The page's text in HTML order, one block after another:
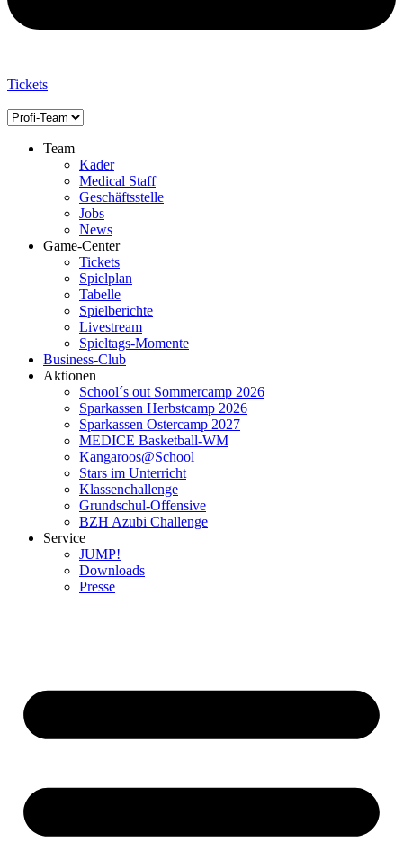
Tickets
Team
Kader
Medical Staff
Geschäftsstelle
Jobs
News
Game-Center
Tickets
Spielplan
Tabelle
Spielberichte
Livestream
Spieltags-Momente
Business-Club
Aktionen
School´s out Sommercamp 2026
Sparkassen Herbstcamp 2026
Sparkassen Ostercamp 2027
MEDICE Basketball-WM
Kangaroos@School
Stars im Unterricht
Klassenchallenge
Grundschul-Offensive
BZH Azubi Challenge
Service
JUMP!
Downloads
Presse